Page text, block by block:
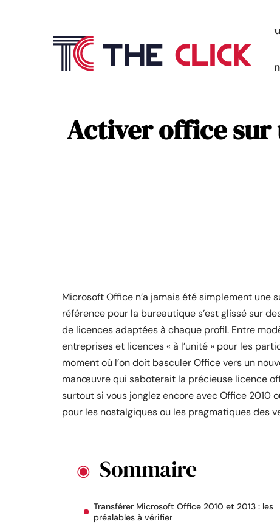
Activer office sur
Microsoft Office n’a jamais été simplement une
référence pour la bureautique s’est glissé sur
de licences adaptées à chaque profil. Entre
entreprises et licences « à l’unité » pour les
moment où l’on doit basculer Office vers un
manœuvre qui saboterait la précieuse licence
surtout si vous jonglez encore avec Office 2010
pour les nostalgiques ou les pragmatiques des
Sommaire
Transférer Microsoft Office 2010 et 2013 : les
préalables à vérifier